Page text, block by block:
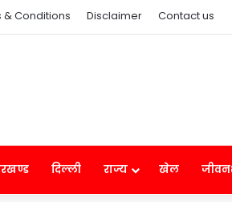
& Conditions Disclaimer Contact us
दिल्ली राज्य खेल